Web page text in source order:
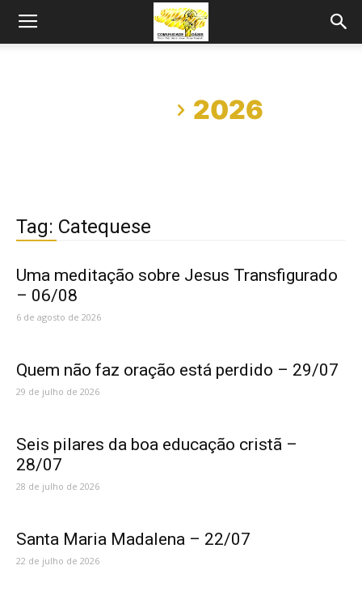
2026
Tag: Catequese
Uma meditação sobre Jesus Transfigurado
– 06/08
6 de agosto de 2026
Quem não faz oração está perdido – 29/07
29 de julho de 2026
Seis pilares da boa educação cristã –
28/07
28 de julho de 2026
Santa Maria Madalena – 22/07
22 de julho de 2026